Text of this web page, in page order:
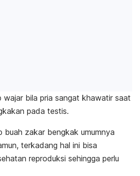
wajar bila pria sangat khawatir saat
pada testis.
buah zakar bengkak umumnya
terkadang hal ini bisa
reproduksi sehingga perlu